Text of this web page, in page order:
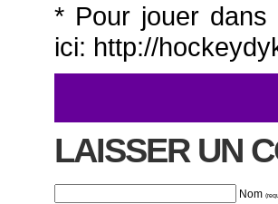
* Pour jouer dans
ici: http://
LAISSER UN
Nom